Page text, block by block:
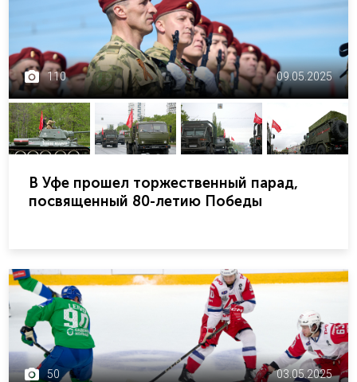
110 09.05.2025
В Уфе прошел торжественный парад,
посвященный 80-летию Победы
50 03.05.2025